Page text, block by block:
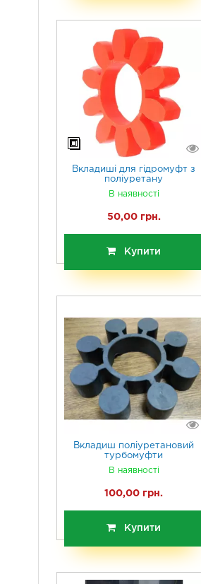
Вкладиші для гідромуфт з
поліуретану
В наявності
50,00 грн.
Купити
Вкладиш поліуретановий
турбомуфти
В наявності
100,00 грн.
Купити